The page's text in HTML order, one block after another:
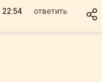
22:54 ответить